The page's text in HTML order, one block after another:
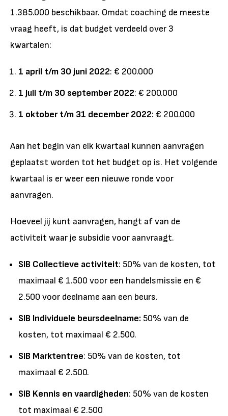
1.385.000 beschikbaar. Omdat coaching de meeste
vraag heeft, is dat budget verdeeld over 3
kwartalen:
1 april t/m 30 juni 2022: € 200.000
1 juli t/m 30 september 2022: € 200.000
1 oktober t/m 31 december 2022: € 200.000
Aan het begin van elk kwartaal kunnen aanvragen
geplaatst worden tot het budget op is. Het volgende
kwartaal is er weer een nieuwe ronde voor
aanvragen.
Hoeveel jij kunt aanvragen, hangt af van de
activiteit waar je subsidie voor aanvraagt.
SIB Collectieve activiteit: 50% van de kosten, tot
maximaal € 1.500 voor een handelsmissie en €
2.500 voor deelname aan een beurs.
SIB Individuele beursdeelname: 50% van de
kosten, tot maximaal € 2.500.
SIB Marktentree: 50% van de kosten, tot
maximaal € 2.500.
SIB Kennis en vaardigheden: 50% van de kosten
tot maximaal € 2.500